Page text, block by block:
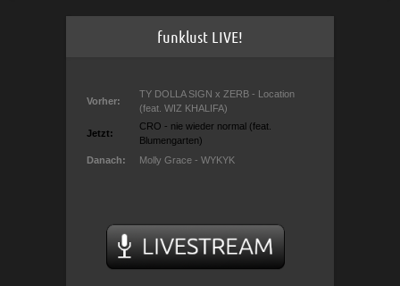
funklust LIVE!